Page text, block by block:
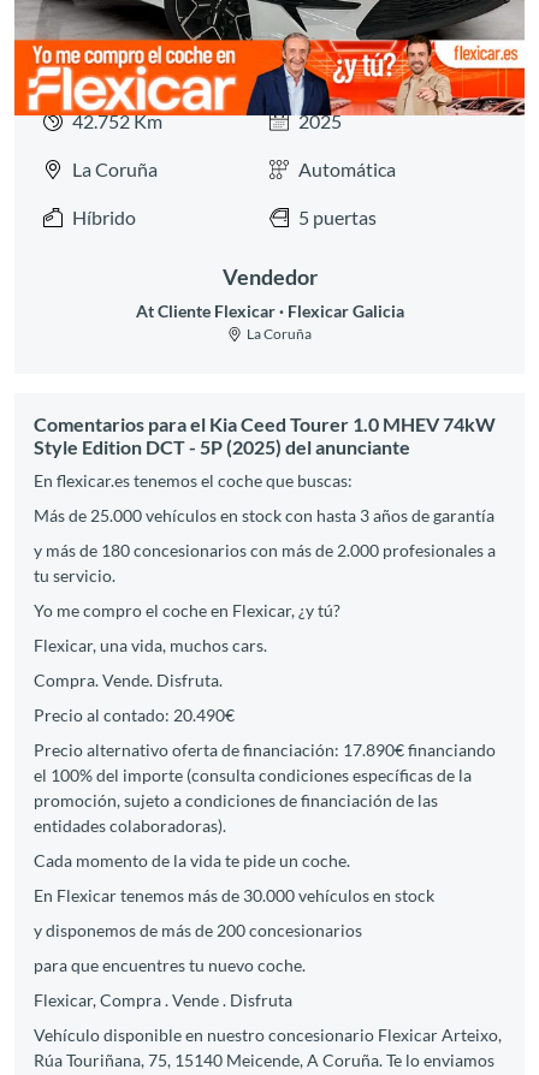
42.752 Km 2025
La Coruña Automática
Híbrido 5 puertas
Vendedor
At Cliente Flexicar Flexicar Galicia
La Coruña
Comentarios para el Kia Ceed Tourer 1.0 MHEV 74kW
Style Edition DCT - 5P (2025) del anunciante
En flexicar.es tenemos el coche que buscas:
Más de 25.000 vehículos en stock con hasta 3 años de garantía
y más de 180 concesionarios con más de 2.000 profesionales a
tu servicio.
Yo me compro el coche en Flexicar, ¿y tú?
Flexicar, una vida, muchos cars.
Compra. Vende. Disfruta.
Precio al contado: 20.490€
Precio alternativo oferta de financiación: 17.890€ financiando
el 100% del importe (consulta condiciones específicas de la
promoción, sujeto a condiciones de financiación de las
entidades colaboradoras).
Cada momento de la vida te pide un coche.
En Flexicar tenemos más de 30.000 vehículos en stock
y disponemos de más de 200 concesionarios
para que encuentres tu nuevo coche.
Flexicar, Compra . Vende . Disfruta
Vehículo disponible en nuestro concesionario Flexicar Arteixo,
Rúa Touriñana, 75, 15140 Meicende, A Coruña. Te lo enviamos